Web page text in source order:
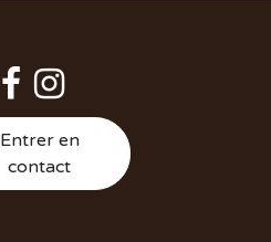
Entrer en
contact